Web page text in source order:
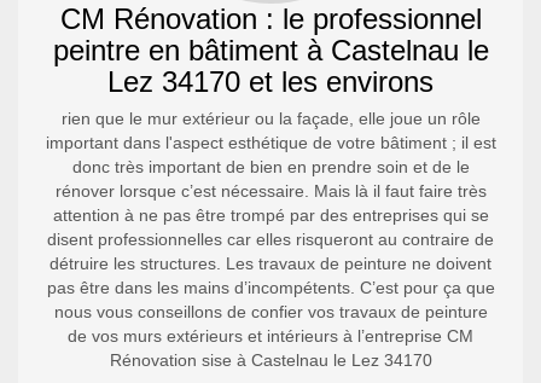
CM Rénovation : le professionnel
peintre en bâtiment à Castelnau le
Lez 34170 et les environs
rien que le mur extérieur ou la façade, elle joue un rôle
important dans l'aspect esthétique de votre bâtiment ; il est
donc très important de bien en prendre soin et de le
rénover lorsque c’est nécessaire. Mais là il faut faire très
attention à ne pas être trompé par des entreprises qui se
disent professionnelles car elles risqueront au contraire de
détruire les structures. Les travaux de peinture ne doivent
pas être dans les mains d’incompétents. C’est pour ça que
nous vous conseillons de confier vos travaux de peinture
de vos murs extérieurs et intérieurs à l’entreprise CM
Rénovation sise à Castelnau le Lez 34170